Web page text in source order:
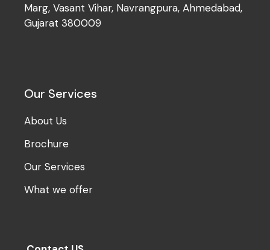
Marg, Vasant Vihar, Navrangpura, Ahmedabad,
Gujarat 380009
Our Services
About Us
Brochure
Our Services
What we offer